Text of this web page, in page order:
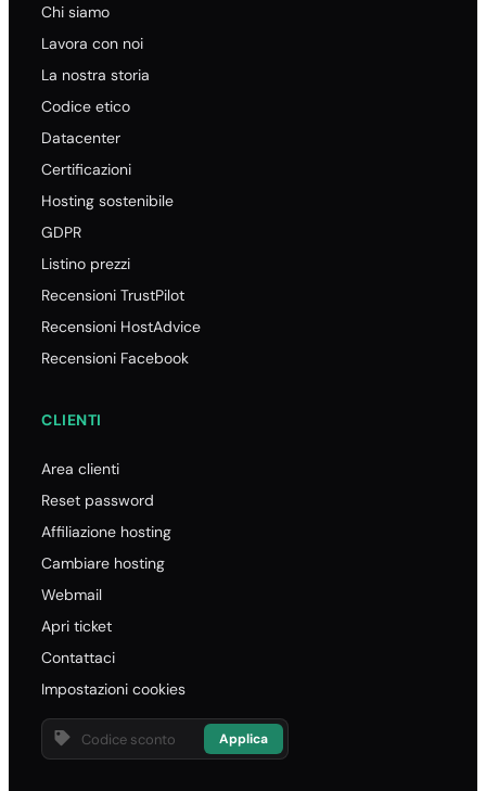
Chi siamo
Lavora con noi
La nostra storia
Codice etico
Datacenter
Certificazioni
Hosting sostenibile
GDPR
Listino prezzi
Recensioni TrustPilot
Recensioni HostAdvice
Recensioni Facebook
CLIENTI
Area clienti
Reset password
Affiliazione hosting
Cambiare hosting
Webmail
Apri ticket
Contattaci
Impostazioni cookies
Applica